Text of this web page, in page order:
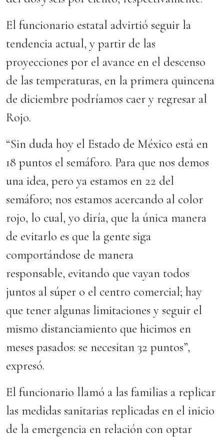
El funcionario estatal advirtió seguir la
tendencia actual, y partir de las
proyecciones por el avance en el descenso
de las temperaturas, en la primera quincena
de diciembre podríamos caer y regresar al
Rojo.
“Sin duda hoy el Estado de México está en
18 puntos el semáforo. Para que nos demos
una idea, pero ya estamos en 22 del
semáforo; nos estamos acercando al color
rojo, lo cual, yo diría, que la única manera
de evitarlo es que la gente siga
comportándose de manera
responsable, evitando que vayan todos
juntos al súper o el centro comercial; hay
que tener algunas limitaciones y seguir el
mismo distanciamiento que hicimos en
meses pasados: se necesitan 32 puntos”,
expresó.
El funcionario llamó a las familias a replicar
las medidas sanitarias replicadas en el inicio
de la emergencia en relación con optar